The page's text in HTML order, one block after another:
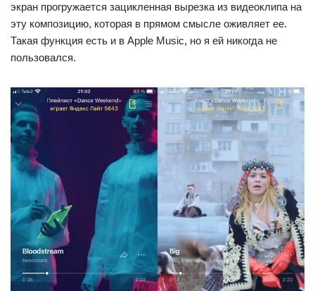
экран прогружается зацикленная вырезка из видеоклипа на
эту композицию, которая в прямом смысле оживляет ее.
Такая функция есть и в Apple Music, но я ей никогда не
пользовался.